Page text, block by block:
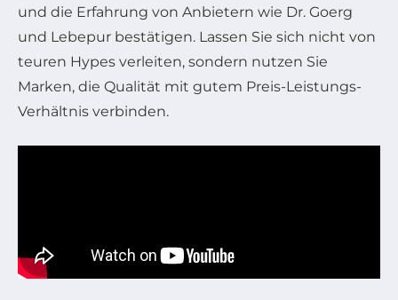
und die Erfahrung von Anbietern wie Dr. Goerg
und Lebepur bestätigen. Lassen Sie sich nicht von
teuren Hypes verleiten, sondern nutzen Sie
Marken, die Qualität mit gutem Preis-Leistungs-
Verhältnis verbinden.